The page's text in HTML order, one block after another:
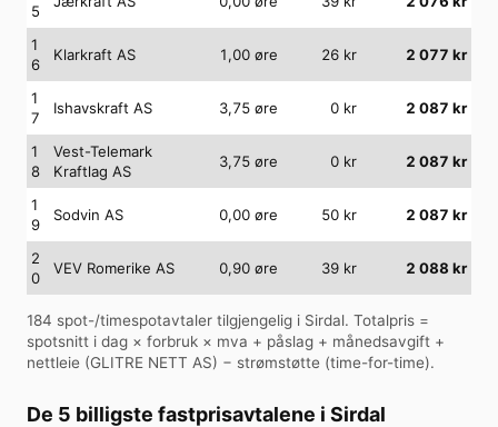
5
1
6
Klarkraft AS 1,00 øre 26 kr 2 077 kr
1
7
Ishavskraft AS 3,75 øre 0 kr 2 087 kr
1
8
Vest-Telemark
Kraftlag AS
3,75 øre 0 kr 2 087 kr
1
9
Sodvin AS 0,00 øre 50 kr 2 087 kr
2
0
VEV Romerike AS 0,90 øre 39 kr 2 088 kr
184 spot-/timespotavtaler tilgjengelig i Sirdal. Totalpris =
spotsnitt i dag × forbruk × mva + påslag + månedsavgift +
nettleie (GLITRE NETT AS) − strømstøtte (time-for-time).
De 5 billigste fastprisavtalene i Sirdal